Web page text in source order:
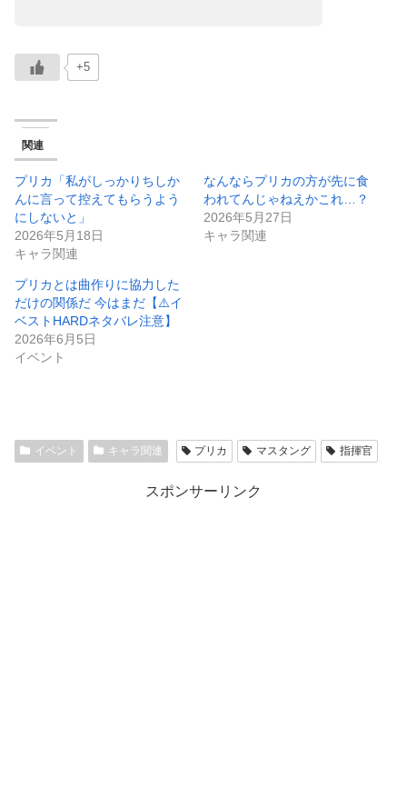
+5
関連
プリカ「私がしっかりちしか
んに言って控えてもらうよう
にしないと」
2026年5月18日
キャラ関連
なんならプリカの方が先に食
われてんじゃねえかこれ…？
2026年5月27日
キャラ関連
プリカとは曲作りに協力した
だけの関係だ 今はまだ【⚠️イ
ベストHARDネタバレ注意】
2026年6月5日
イベント
イベント キャラ関連 プリカ マスタング 指揮官
スポンサーリンク